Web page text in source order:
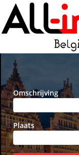
Omschrijving
Plaats